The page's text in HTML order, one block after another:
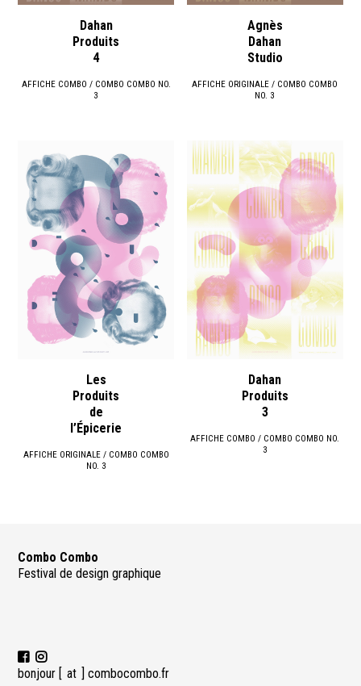
Dahan
Produits
4
AFFICHE COMBO / COMBO COMBO NO.
3
Agnès
Dahan
Studio
AFFICHE ORIGINALE / COMBO COMBO
NO. 3
Les
Produits
de
l’Épicerie
AFFICHE ORIGINALE / COMBO COMBO
NO. 3
Dahan
Produits
3
AFFICHE COMBO / COMBO COMBO NO.
3
Combo Combo
Festival de design graphique
bonjour [at ] combocombo.fr